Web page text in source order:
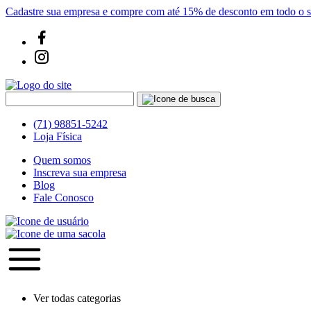
Cadastre sua empresa e compre com até 15% de desconto em todo o
(71) 98851-5242
Loja Física
Quem somos
Inscreva sua empresa
Blog
Fale Conosco
Ver todas categorias